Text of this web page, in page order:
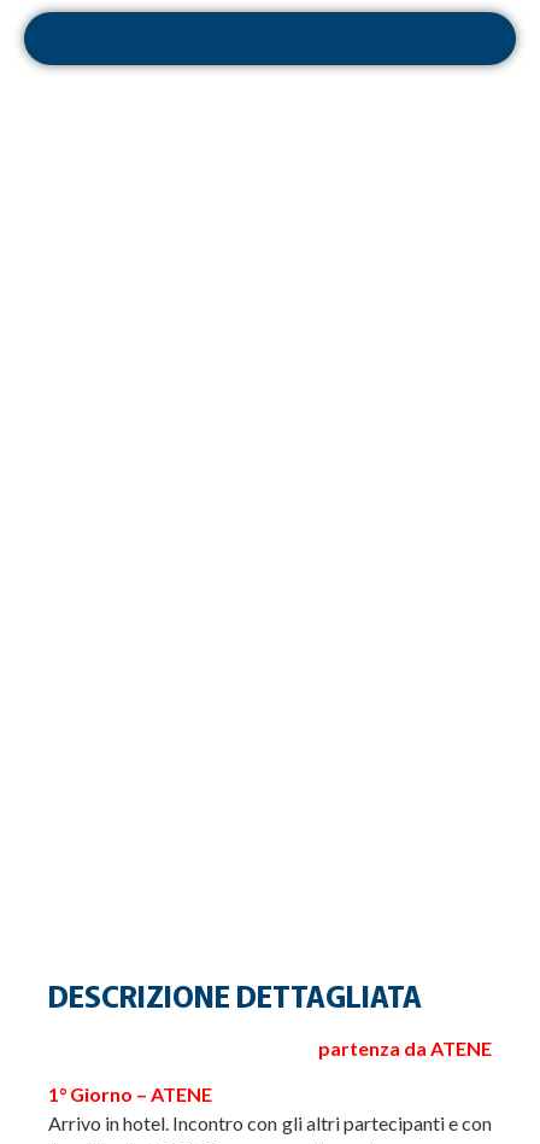
DESCRIZIONE DETTAGLIATA
partenza da ATENE
1° Giorno – ATENE
Arrivo in hotel. Incontro con gli altri partecipanti e con